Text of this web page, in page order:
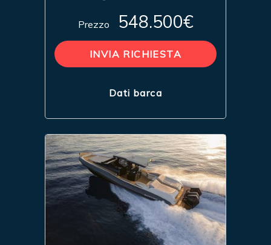
Prezzo 548.500€
INVIA RICHIESTA
Dati barca